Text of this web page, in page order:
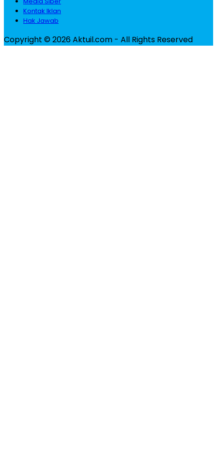
Kontak Iklan
Hak Jawab
Copyright © 2026 Aktuil.com - All Rights Reserved